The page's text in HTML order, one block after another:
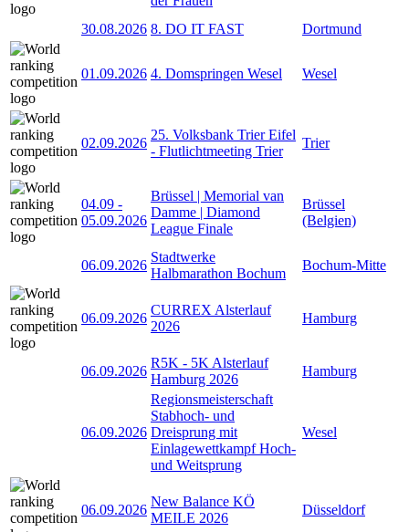
30.08.2026 8. DO IT FAST Dortmund
01.09.2026 4. Domspringen Wesel Wesel
02.09.2026
25. Volksbank Trier Eifel
- Flutlichtmeeting Trier
Trier
04.09 -
05.09.2026
Brüssel | Memorial van
Damme | Diamond
League Finale
Brüssel
(Belgien)
06.09.2026
Stadtwerke
Halbmarathon Bochum
Bochum-Mitte
06.09.2026
CURREX Alsterlauf
2026
Hamburg
06.09.2026
R5K - 5K Alsterlauf
Hamburg 2026
Hamburg
06.09.2026
Regionsmeisterschaft
Stabhoch- und
Dreisprung mit
Einlagewettkampf Hoch-
und Weitsprung
Wesel
06.09.2026
New Balance KÖ
MEILE 2026
Düsseldorf